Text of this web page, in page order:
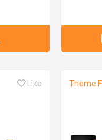
Like Theme